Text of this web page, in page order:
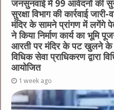
जनसुनवाई में 99 आवेदनों की
सुरक्षा विभाग की कार्रवाई
मंदिर के सामने प्रांगण में लगेंगे
ने किया निर्माण कार्य का भूमि
आरती पर मंदिर के पट खुलने के
विधिक सेवा प्राधिकरण द्वारा
आयोजित
1 week ago